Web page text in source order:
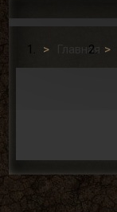
Главная